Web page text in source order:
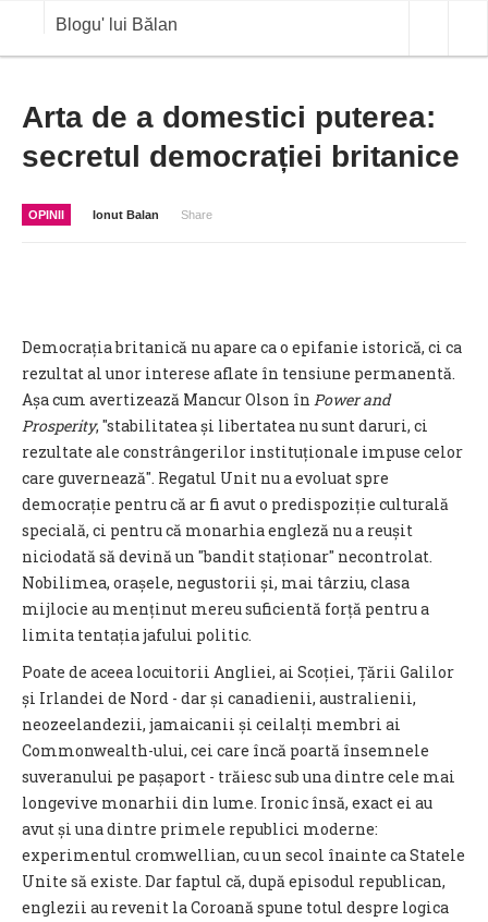
Blogu' lui Bălan
OPINII
ANALIZE
COTATII BVB
Arta de a domestici puterea:
secretul democrației britanice
OPINII Ionut Balan Share
Democrația britanică nu apare ca o epifanie istorică, ci ca
rezultat al unor interese aflate în tensiune permanentă.
Așa cum avertizează Mancur Olson în Power and
Prosperity, "stabilitatea și libertatea nu sunt daruri, ci
rezultate ale constrângerilor instituționale impuse celor
care guvernează". Regatul Unit nu a evoluat spre
democrație pentru că ar fi avut o predispoziție culturală
specială, ci pentru că monarhia engleză nu a reușit
niciodată să devină un "bandit staționar" necontrolat.
Nobilimea, orașele, negustorii și, mai târziu, clasa
mijlocie au menținut mereu suficientă forță pentru a
limita tentația jafului politic.
Poate de aceea locuitorii Angliei, ai Scoției, Țării Galilor
și Irlandei de Nord - dar și canadienii, australienii,
neozeelandezii, jamaicanii și ceilalți membri ai
Commonwealth-ului, cei care încă poartă însemnele
suveranului pe pașaport - trăiesc sub una dintre cele mai
longevive monarhii din lume. Ironic însă, exact ei au
avut și una dintre primele republici moderne:
experimentul cromwellian, cu un secol înainte ca Statele
Unite să existe. Dar faptul că, după episodul republican,
englezii au revenit la Coroană spune totul despre logica